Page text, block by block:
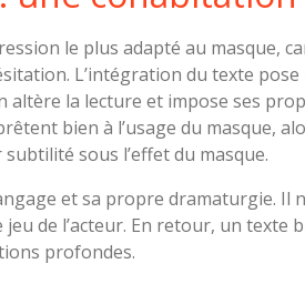
le plus adapté au
L’intégration du texte
altère la lecture et impose ses
bien à l’usage du masque,
sous l’effet du masque.
et sa propre dramaturgie. Il
de l’acteur. En retour, un
profondes.